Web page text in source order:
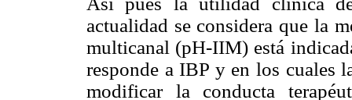
actualidad se considera que la
multicanal (pH-IIM) está
responde a IBP y en los cuales
modificar la conducta